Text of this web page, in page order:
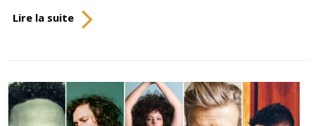
Lire la suiteEn
mars,
!